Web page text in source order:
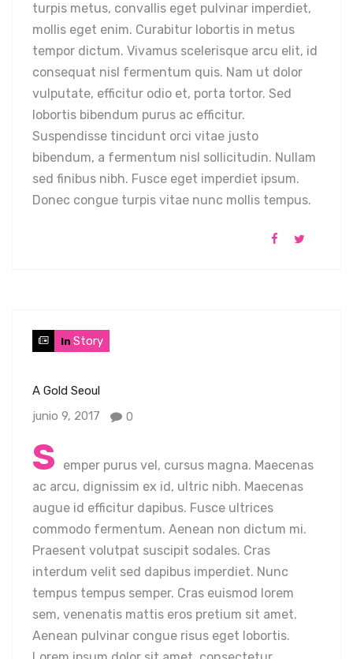
turpis metus, convallis eget pulvinar imperdiet,
mollis eget enim. Curabitur lobortis in metus
tempor dictum. Vivamus scelerisque arcu elit, id
consequat nisl fermentum quis. Nam ut dolor
vulputate, efficitur odio et, porta tortor. Sed
lobortis bibendum purus ac efficitur.
Suspendisse tincidunt orci vitae justo
bibendum, a fermentum nisl sollicitudin. Nullam
sed finibus nibh. Fusce eget imperdiet ipsum.
Donec congue turpis vitae nunc mollis tempus.
In Story
A Gold Seoul
junio 9, 2017
0
S
emper purus vel, cursus magna. Maecenas
ac arcu, dignissim ex id, ultric nibh. Maecenas
augue id efficitur dapibus. Fusce ultrices
commodo fermentum. Aenean non dictum mi.
Praesent volutpat suscipit sodales. Cras
interdum velit sed dapibus imperdiet. Nunc
tempus tempus semper. Cras euismod lorem
sem, venenatis mattis eros pretium sit amet.
Aenean pulvinar congue risus eget lobortis.